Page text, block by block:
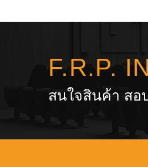
F.R.P.
สนใจสินค้า สอ